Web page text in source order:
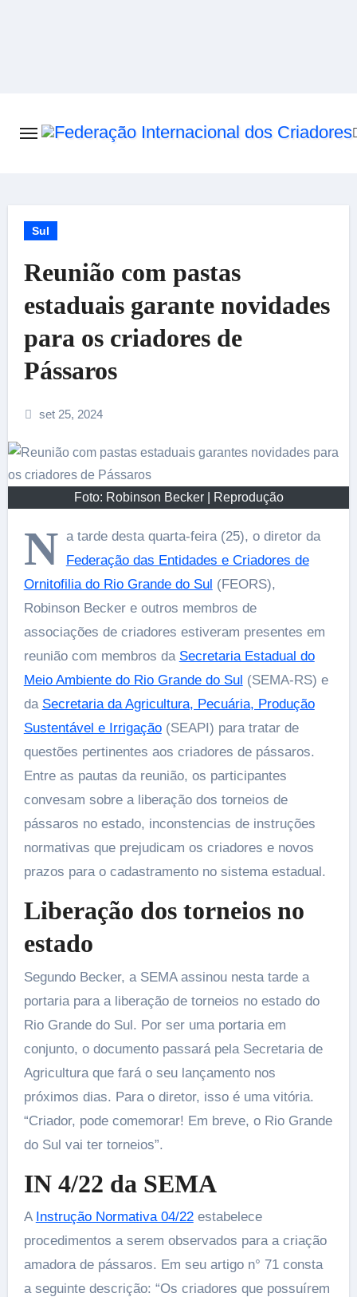
Sul
Reunião com pastas
estaduais garante novidades
para os criadores de
Pássaros
set 25, 2024
Foto: Robinson Becker | Reprodução
N a tarde desta quarta-feira (25), o diretor da
Federação das Entidades e Criadores de
Ornitofilia do Rio Grande do Sul (FEORS),
Robinson Becker e outros membros de
associações de criadores estiveram presentes em
reunião com membros da Secretaria Estadual do
Meio Ambiente do Rio Grande do Sul (SEMA-RS) e
da Secretaria da Agricultura, Pecuária, Produção
Sustentável e Irrigação(SEAPI) para tratar de
questões pertinentes aos criadores de pássaros.
Entre as pautas da reunião, os participantes
convesam sobre a liberação dos torneios de
pássaros no estado, inconstencias de instruções
normativas que prejudicam os criadores e novos
prazos para o cadastramento no sistema estadual.
Liberação dos torneios no
estado
Segundo Becker, a SEMA assinou nesta tarde a
portaria para a liberação de torneios no estado do
Rio Grande do Sul. Por ser uma portaria em
conjunto, o documento passará pela Secretaria de
Agricultura que fará o seu lançamento nos
próximos dias. Para o diretor, isso é uma vitória.
“Criador, pode comemorar! Em breve, o Rio Grande
do Sul vai ter torneios”.
IN 4/22 da SEMA
A Instrução Normativa 04/22estabelece
procedimentos a serem observados para a criação
amadora de pássaros. Em seu artigo n° 71 consta
a seguinte descrição: “Os criadores que possuírem